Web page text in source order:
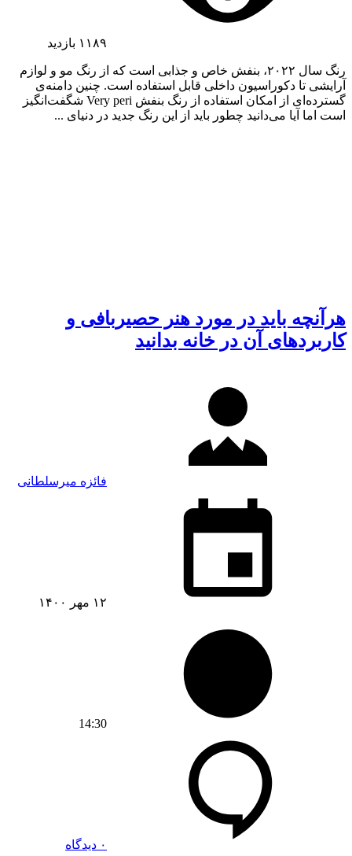
۱۱۸۹ بازدید
رنگ سال ۲۰۲۲، بنفش خاص و جذابی است که از رنگ مو و لوازم
آرایشی تا دکوراسیون داخلی قابل استفاده است. چنین دامنه‌ی
گسترده‌‌ای از امکان استفاده از رنگ بنفش Very peri شگفت‌انگیز
است اما آیا می‌دانید چطور باید از این رنگ جدید در دنیای ...
هرآنچه باید در مورد هنر حصیربافی و
کاربردهای آن در خانه بدانید
فائزه میرسلطانی
۱۲ مهر ۱۴۰۰
14:30
۰ دیدگاه